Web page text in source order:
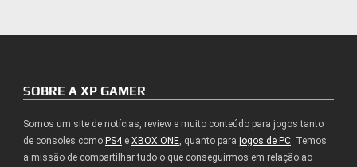
SOBRE A XP GAMER
Somos um site de notícias, review e muito conteúdo para jogos tanto
de consoles como PS4e XBOX ONE, quanto para jogos de PC. Temos
a missão de compartilhar tudo o que conseguirmos em relação ao